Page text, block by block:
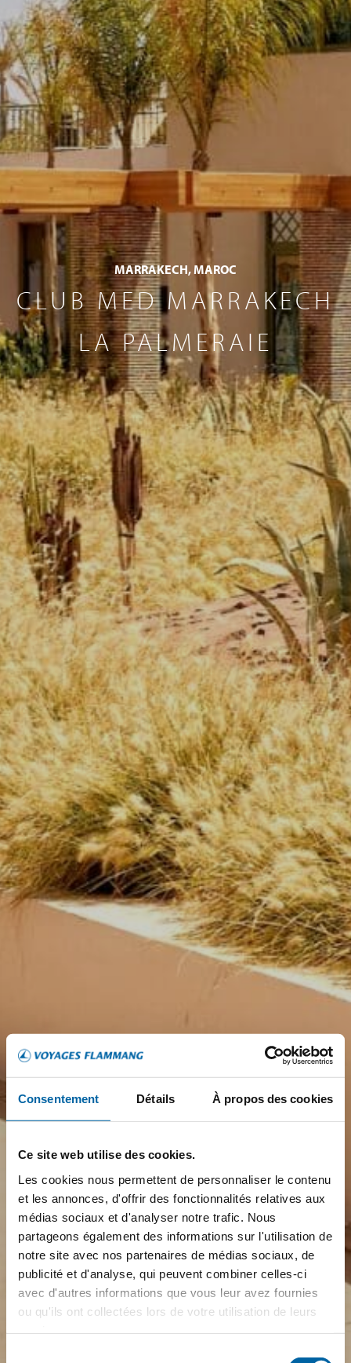
Consentement Détails À propos des cookies
Ce site web utilise des cookies.
Les cookies nous permettent de personnaliser le contenu
et les annonces, d'offrir des fonctionnalités relatives aux
médias sociaux et d'analyser notre trafic. Nous
partageons également des informations sur l'utilisation de
notre site avec nos partenaires de médias sociaux, de
publicité et d'analyse, qui peuvent combiner celles-ci
avec d'autres informations que vous leur avez fournies
ou qu'ils ont collectées lors de votre utilisation de leurs
MARRAKECH, MAROC
CLUB MED MARRAKECH
LA PALMERAIE